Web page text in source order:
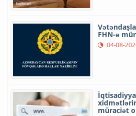
FHN-ə
04-08-
müraciət